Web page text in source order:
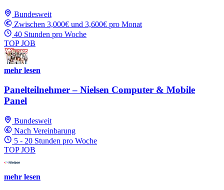
Bundesweit
Zwischen 3,000€ und 3,600€ pro Monat
40 Stunden pro Woche
TOP JOB
mehr lesen
Panelteilnehmer – Nielsen Computer & Mobile
Panel
Bundesweit
Nach Vereinbarung
5 - 20 Stunden pro Woche
TOP JOB
mehr lesen